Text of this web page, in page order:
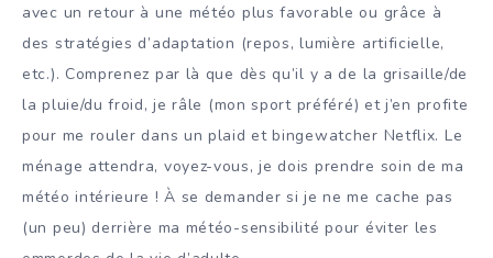
avec un retour à une météo plus favorable ou grâce à
des stratégies d’adaptation (repos, lumière artificielle,
etc.). Comprenez par là que dès qu’il y a de la grisaille/de
la pluie/du froid, je râle (mon sport préféré) et j’en profite
pour me rouler dans un plaid et bingewatcher Netflix. Le
ménage attendra, voyez-vous, je dois prendre soin de ma
météo intérieure ! À se demander si je ne me cache pas
(un peu) derrière ma météo-sensibilité pour éviter les